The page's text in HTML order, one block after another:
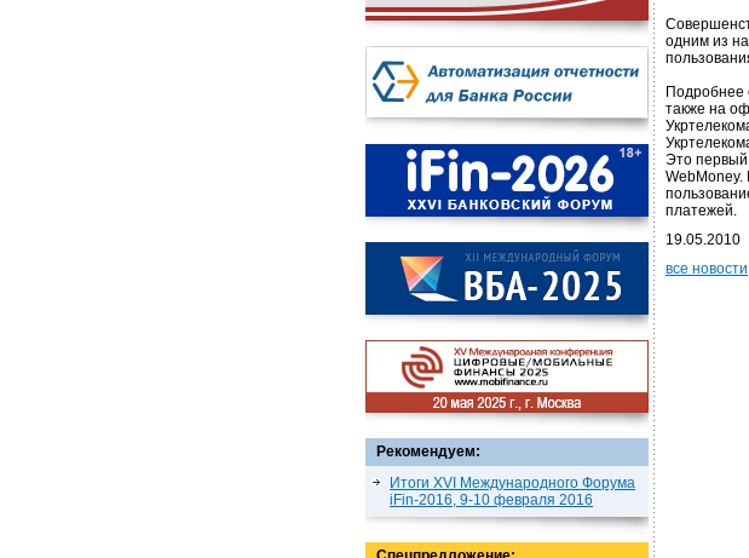
Рекомендуем:
Итоги XVI Международного Форума
iFin-2016, 9-10 февраля 2016
одним из
Подробнее
также на
Это первый
WebMoney.
платежей.
19.05.2010
все новости